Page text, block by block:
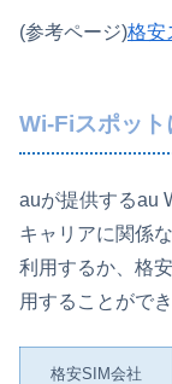
(参考ページ)格安
Wi-Fiスポット
auが提供するau
キャリアに関係
利用するか、格
用することができ
格安SIM会社